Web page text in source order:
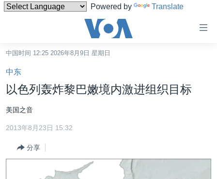
Powered by Translate
碍
链
接
跳
转
内
台湾
港澳
国际
中国时间 12:25 2026年8月9日 星期日
中东
以色列轰炸黎巴嫩境内激进组织目标
美国之音
2013年8月23日 15:32
分享